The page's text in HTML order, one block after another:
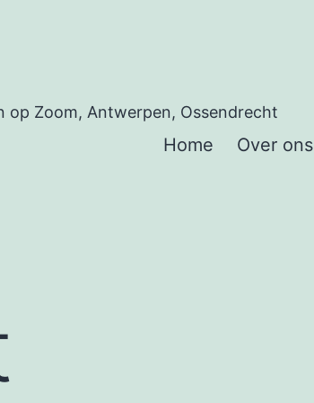
op Zoom, Antwerpen, Ossendrecht
Home Over ons